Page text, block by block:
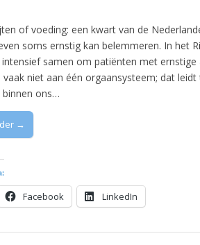
of voeding: een kwart van de
soms ernstig kan belemmeren. In het
intensief samen om patiënten met ernstige
vaak niet aan één orgaansysteem; dat
ons…
→
Facebook LinkedIn